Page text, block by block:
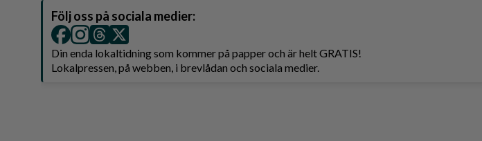
Följ oss på sociala medier:
Din enda lokaltidning som kommer på papper och är helt GRATIS!
Lokalpressen, på webben, i brevlådan och sociala medier.